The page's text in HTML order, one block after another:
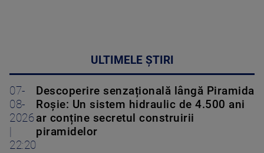
ULTIMELE ȘTIRI
07-
08-
2026
22:20
Descoperire senzațională lângă Piramida
Roșie: Un sistem hidraulic de 4.500 ani
ar conține secretul construirii
piramidelor